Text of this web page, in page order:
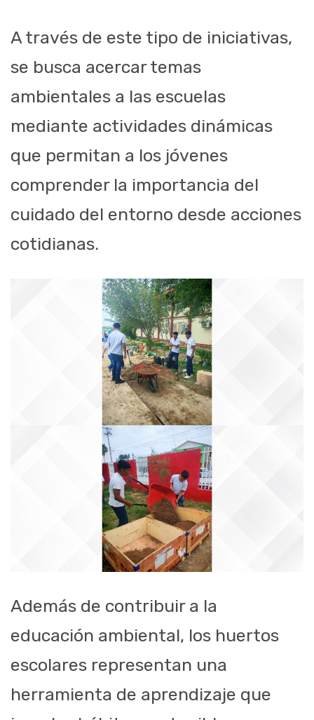
A través de este tipo de iniciativas,
se busca acercar temas
ambientales a las escuelas
mediante actividades dinámicas
que permitan a los jóvenes
comprender la importancia del
cuidado del entorno desde acciones
cotidianas.
Además de contribuir a la
educación ambiental, los huertos
escolares representan una
herramienta de aprendizaje que